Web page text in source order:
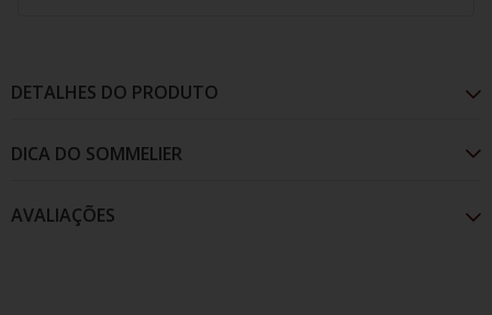
DETALHES DO PRODUTO
O rótulo Fausto Rosé é fresco e aromático, com
AVALIAÇÕES